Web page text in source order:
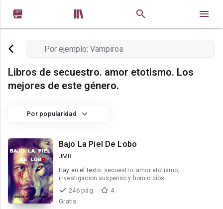
 
Libros de secuestro. amor etotismo. Los
mejores de este género.
Por popularidad
Bajo La Piel De Lobo
JMB
Hay en el texto: secuestro. amor etotismo,
investigacion suspenso y homicidios
246 pág.
4
Gratis